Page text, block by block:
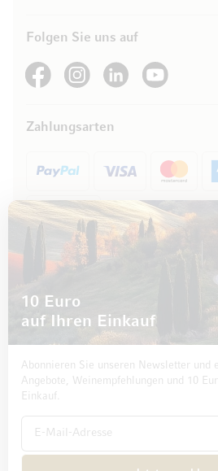
Folgen Sie uns auf
See our FacebookSee our Instagram account
See our LinkedInSee our YouTube
Zahlungsarten
Rechnung
Datenschutz und Disclaimer
10 Euro
auf Ihren Einkauf
Abonnieren Sie unseren Newsletter und
Angebote, Weinempfehlungen und 10
Einkauf.